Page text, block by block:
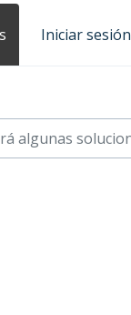
Iniciar sesión